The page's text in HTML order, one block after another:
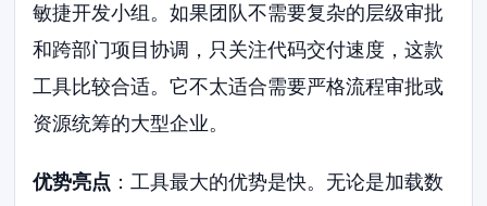
敏捷开发小组。如果团队不需要复杂的层级审批
和跨部门项目协调，只关注代码交付速度，这款
工具比较合适。它不太适合需要严格流程审批或
资源统筹的大型企业。
优势亮点 ：工具最大的优势是快。无论是加载数